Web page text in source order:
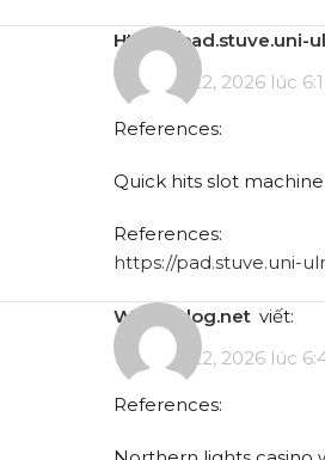
https://pad.stuve.uni-
Tháng 5 22, 2026 lúc
References:
Quick hits slot machine
References:
https://pad.stuve.uni-
writeablog.net viết:
Tháng 5 22, 2026 lúc
References: